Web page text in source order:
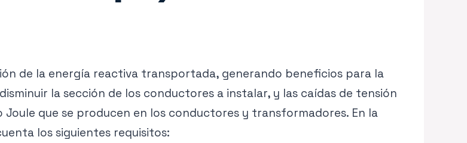
de la energía reactiva transportada, generando beneficios para la
la sección de los conductores a instalar, y las caídas de tensión
que se producen en los conductores y transformadores. En la
los siguientes requisitos: